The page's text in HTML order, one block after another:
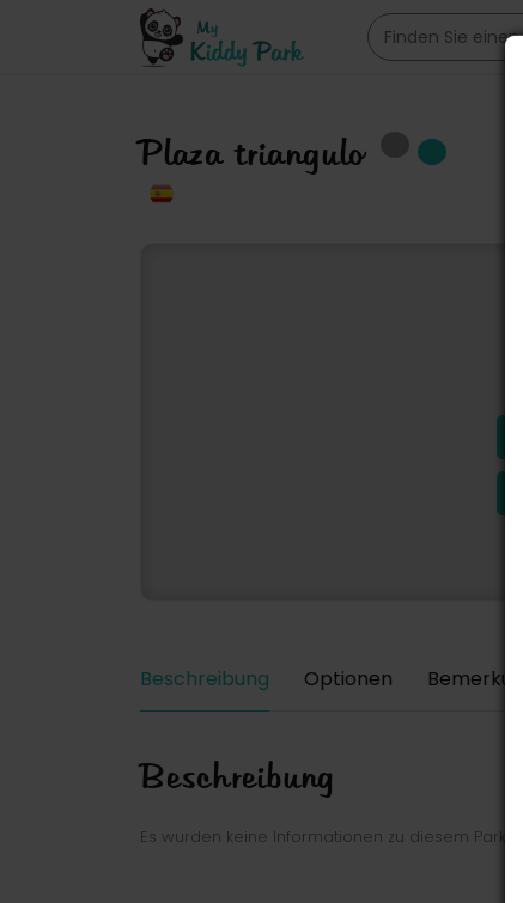
Plaza triangulo
Beschreibung Optionen
Beschreibung
Es wurden keine Informationen zu diesem Park